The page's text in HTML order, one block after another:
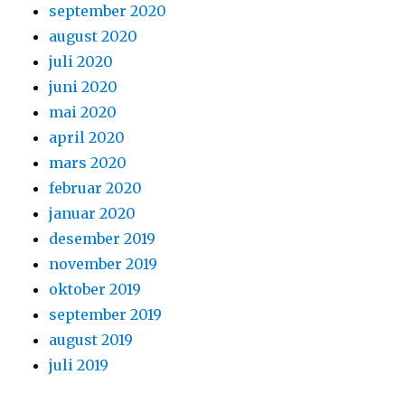
september 2020
august 2020
juli 2020
juni 2020
mai 2020
april 2020
mars 2020
februar 2020
januar 2020
desember 2019
november 2019
oktober 2019
september 2019
august 2019
juli 2019